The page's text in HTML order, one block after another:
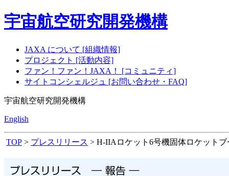
宇宙航空研究開発機構
JAXA について [組織情報]
プロジェクト [活動内容]
ファン！ファン！JAXA！ [コミュニティ]
サイトコンシェルジュ [お問い合わせ・FAQ]
宇宙航空研究開発機構
English
TOP > プレスリリース > H-IIAロケット6号機固体ロケット